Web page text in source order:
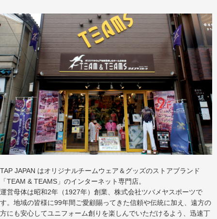
TAP JAPAN はオリジナルチームウェア＆グッズのストアブランド
「TEAM & TEAMS」のインターネット専門店。
運営母体は昭和2年（1927年）創業、株式会社ツバメヤスポーツで
す。地域の皆様に99年間ご愛顧賜ってきた信頼や伝統に加え、遠方の
方にも安心してユニフォーム創りを楽しんでいただけるよう、迅速丁